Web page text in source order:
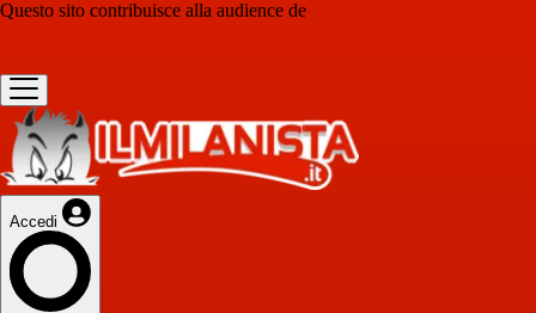
Questo sito contribuisce alla audience de
Accedi